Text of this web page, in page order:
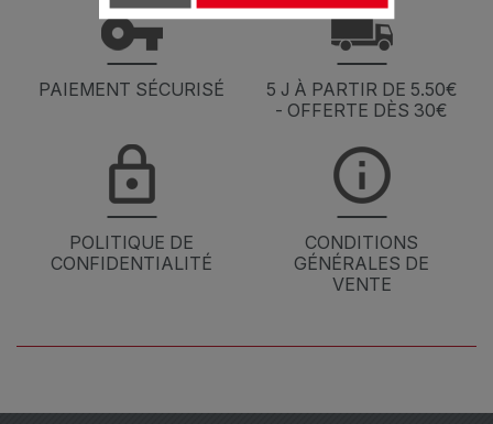
PAIEMENT SÉCURISÉ
5 J À PARTIR DE 5.50€
- OFFERTE DÈS 30€
POLITIQUE DE
CONFIDENTIALITÉ
CONDITIONS
GÉNÉRALES DE
VENTE